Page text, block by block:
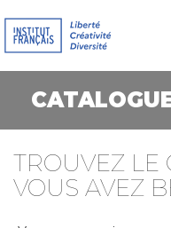
TROUVEZ LE
VOUS AVEZ